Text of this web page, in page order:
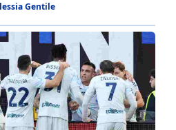
Gentile